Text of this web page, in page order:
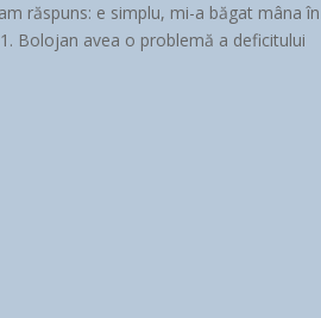
răspuns: e simplu, mi-a băgat mâna în
Bolojan avea o problemă a deficitului